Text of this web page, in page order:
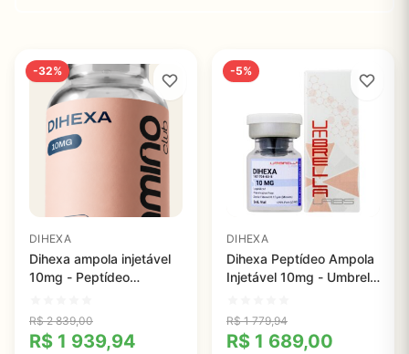
-32%
DIHEXA
Dihexa ampola injetável
10mg - Peptídeo
da Sinaptogênese
R$2 839,00
R$ 1 939,94
-5%
DIHEXA
Dihexa Peptídeo Ampola
Injetável 10mg - Umbrella
R$1 779,94
R$ 1 689,00